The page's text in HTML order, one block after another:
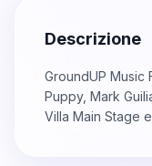
Descrizione
GroundUP Music
Puppy, Mark
Villa Main Stage